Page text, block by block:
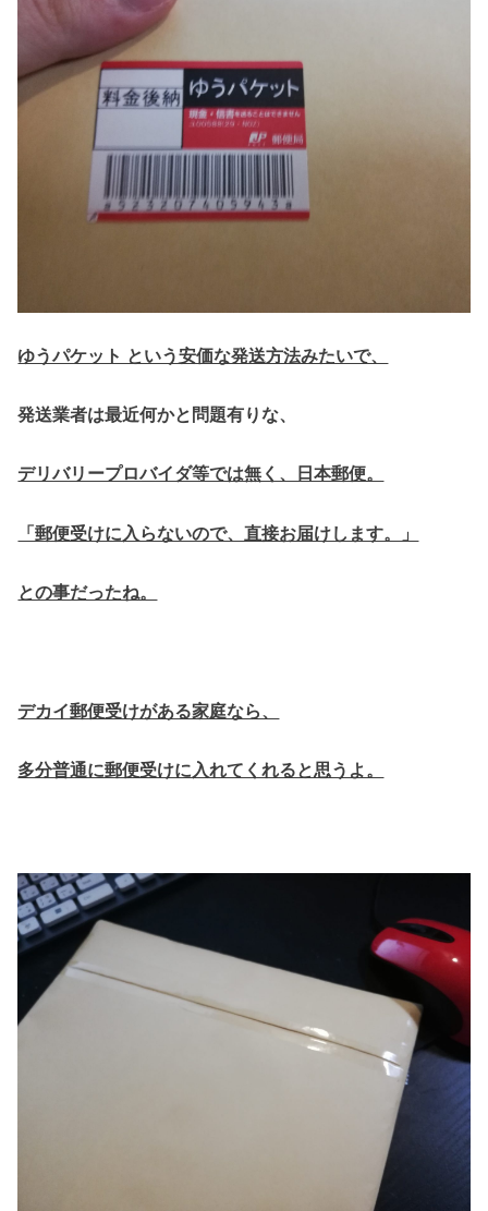
ゆうパケット という安価な発送方法みたいで、
発送業者は最近何かと問題有りな、
デリバリープロバイダ等では無く、日本郵便。
「郵便受けに入らないので、直接お届けします。」
との事だったね。
デカイ郵便受けがある家庭なら、
多分普通に郵便受けに入れてくれると思うよ。